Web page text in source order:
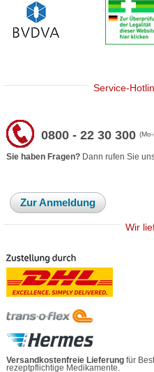
Service-
0800 - 22 30 300
Sie haben Fragen? Dann rufen Sie
Zur Anmeldung
Wir
Versandkostenfreie Lieferung für
rezeptpflichtige Medikamente.